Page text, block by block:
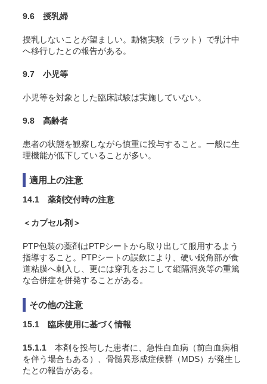
9.6 授乳婦
授乳しないことが望ましい。動物実験（ラット）で乳汁中
へ移行したとの報告がある。
9.7 小児等
小児等を対象とした臨床試験は実施していない。
9.8 高齢者
患者の状態を観察しながら慎重に投与すること。一般に生
理機能が低下していることが多い。
適用上の注意
14.1 薬剤交付時の注意
＜カプセル剤＞
PTP包装の薬剤はPTPシートから取り出して服用するよう
指導すること。PTPシートの誤飲により、硬い鋭角部が食
道粘膜へ刺入し、更には穿孔をおこして縦隔洞炎等の重篤
な合併症を併発することがある。
その他の注意
15.1 臨床使用に基づく情報
15.1.1 本剤を投与した患者に、急性白血病（前白血病相
を伴う場合もある）、骨髄異形成症候群（MDS）が発生し
たとの報告がある。